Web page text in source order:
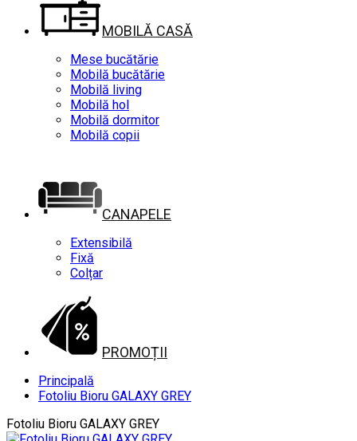
MOBILĂ CASĂ
Mese bucătărie
Mobilă bucătărie
Mobilă living
Mobilă hol
Mobilă dormitor
Mobilă copii
CANAPELE
Extensibilă
Fixă
Colțar
PROMOȚII
Principală
Fotoliu Bioru GALAXY GREY
Fotoliu Bioru GALAXY GREY